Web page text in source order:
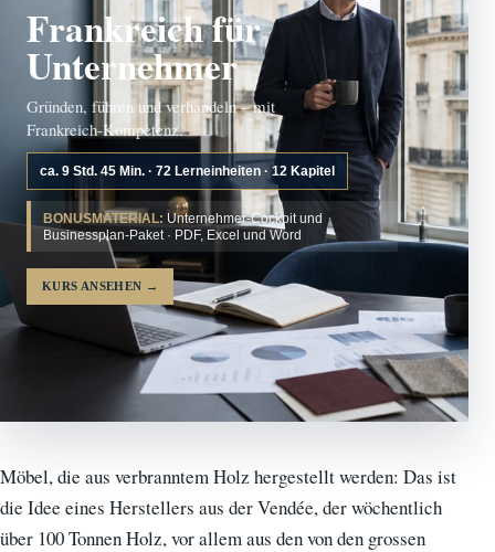
Frankreich für
Unternehmer
Gründen, führen und verhandeln – mit
Frankreich-Kompetenz.
ca. 9 Std. 45 Min. · 72 Lerneinheiten · 12 Kapitel
BONUSMATERIAL: Unternehmer-Cockpit und
Businessplan-Paket · PDF, Excel und Word
KURS ANSEHEN →
Möbel, die aus verbranntem Holz hergestellt werden: Das ist
die Idee eines Herstellers aus der Vendée, der wöchentlich
über 100 Tonnen Holz, vor allem aus den von den grossen